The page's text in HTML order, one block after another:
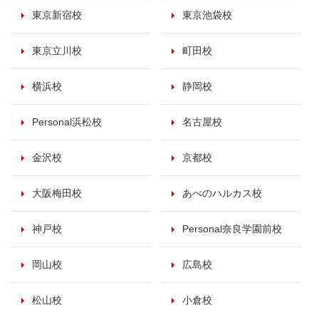
東京新宿校 東京池袋校
東京立川校 町田校
横浜校 静岡校
Personal浜松校 名古屋校
金沢校 京都校
大阪梅田校 あべのハルカス校
神戸校 Personal奈良学園前校
岡山校 広島校
松山校 小倉校